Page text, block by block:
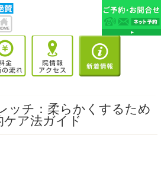
ッチ：柔らかくするため
ケア法ガイド